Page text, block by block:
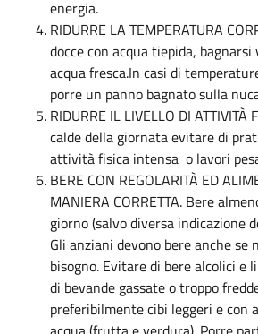
energia.
RIDURRE LA TEMPERATURA
docce con acqua tiepida, bagnarsi
acqua fresca.In casi di
porre un panno bagnato sulla
RIDURRE IL LIVELLO DI ATTIVITÀ
calde della giornata evitare di
attività fisica intensa o lavori
BERE CON REGOLARITÀ ED
MANIERA CORRETTA. Bere
giorno (salvo diversa indicazione
Gli anziani devono bere anche se
bisogno. Evitare di bere alcolici e
di bevande gassate o troppo
preferibilmente cibi leggeri e con